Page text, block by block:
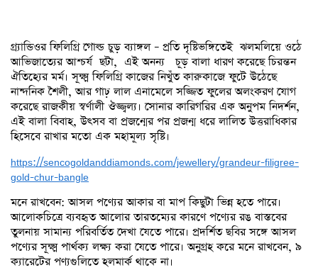
গ্র্যান্ডিওর ফিলিগ্রি গোল্ড চুড় ব্যাঙ্গল – প্রতি দৃষ্টিভঙ্গিতেই ঝলমলিয়ে ওঠে
আভিজাত্যের আশ্চর্য ছটা, এই অনন্য চূড় বালা ধারণ করেছে চিরন্তন
ঐতিহ্যের মর্ম। সূক্ষ্ম ফিলিগ্রি কাজের নিখুঁত কারুকাজে ফুটে উঠেছে
নান্দনিক শৈলী, আর গাঢ় লাল এনামেলে সজ্জিত ফুলের অলংকরণ যোগ
করেছে রাজকীয় স্বর্ণালী ঔজ্জ্বল্য। সোনার কারিগরির এক অনুপম নিদর্শন,
এই বালা বিবাহ, উৎসব বা প্রজন্মের পর প্রজন্ম ধরে লালিত উত্তরাধিকার
হিসেবে রাখার মতো এক মহামূল্য সৃষ্টি।
https://sencogoldanddiamonds.com/jewellery/grandeur-filigree-
gold-chur-bangle
মনে রাখবেন: আসল পণ্যের আকার বা মাপ কিছুটা ভিন্ন হতে পারে।
আলোকচিত্রে ব্যবহৃত আলোর তারতম্যের কারণে পণ্যের রঙ বাস্তবের
তুলনায় সামান্য পরিবর্তিত দেখা যেতে পারে। প্রদর্শিত ছবির সঙ্গে আসল
পণ্যের সূক্ষ্ম পার্থক্য লক্ষ্য করা যেতে পারে। অনুগ্রহ করে মনে রাখবেন, ৯
ক্যারেটের পণ্যগুলিতে হলমার্ক থাকে না।